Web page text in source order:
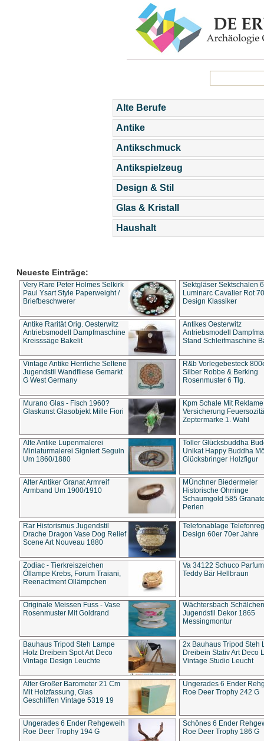
Alte Berufe
Antike
Antikschmuck
Antikspielzeug
Design & Stil
Glas & Kristall
Haushalt
Neueste Einträge:
Very Rare Peter Holmes Selkirk
Paul Ysart Style Paperweight /
Briefbeschwerer
Sektgläser Sektschalen
Luminarc Cavalier Rot
Design Klassiker
Antike Rarität Orig. Oesterwitz
Antriebsmodell Dampfmaschine
Kreisssäge Bakelit
Antikes Oesterwitz
Antriebsmodell
Stand Schleifmaschine
Vintage Antike Herrliche Seltene
Jugendstil Wandfliese Gemarkt
G West Germany
R&b Vorlegebesteck
Silber Robbe & Berking
Rosenmuster 6 Tlg.
Murano Glas - Fisch 1960?
Glaskunst Glasobjekt Mille Fiori
Kpm Schale Mit Reklame
Versicherung
Zeptermarke 1. Wahl
Alte Antike Lupenmalerei
Miniaturmalerei Signiert Seguin
Um 1860/1880
Toller Glücksbuddha
Unikat Happy Buddha
Glücksbringer Holzfigur
Alter Antiker Granat Armreif
Armband Um 1900/1910
MÜnchner Biedermeier
Historische Ohrringe
Schaumgold 585
Perlen
Rar Historismus Jugendstil
Drache Dragon Vase Dog Relief
Scene Art Nouveau 1880
Telefonablage
Design 60er 70er Jahre
Zodiac - Tierkreiszeichen
Öllampe Krebs, Forum Traiani,
Reenactment Öllämpchen
Va 34122 Schuco
Teddy Bär Hellbraun
Originale Meissen Fuss - Vase
Rosenmuster Mit Goldrand
Wächtersbach Schälchen
Jugendstil Dekor 1865
Messingmontur
Bauhaus Tripod Steh Lampe
Holz Dreibein Spot Art Deco
Vintage Design Leuchte
2x Bauhaus Tripod Steh
Dreibein Stativ Art Deco
Vintage Studio Leucht
Alter Großer Barometer 21 Cm
Mit Holzfassung, Glas
Geschliffen Vintage 5319 19
Ungerades 6 Ender
Roe Deer Trophy 242 G
Ungerades 6 Ender Rehgeweih
Roe Deer Trophy 194 G
Schönes 6 Ender
Roe Deer Trophy 186 G